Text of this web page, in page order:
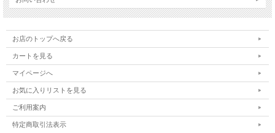
お店のトップへ戻る
カートを見る
マイページへ
お気に入りリストを見る
ご利用案内
特定商取引法表示